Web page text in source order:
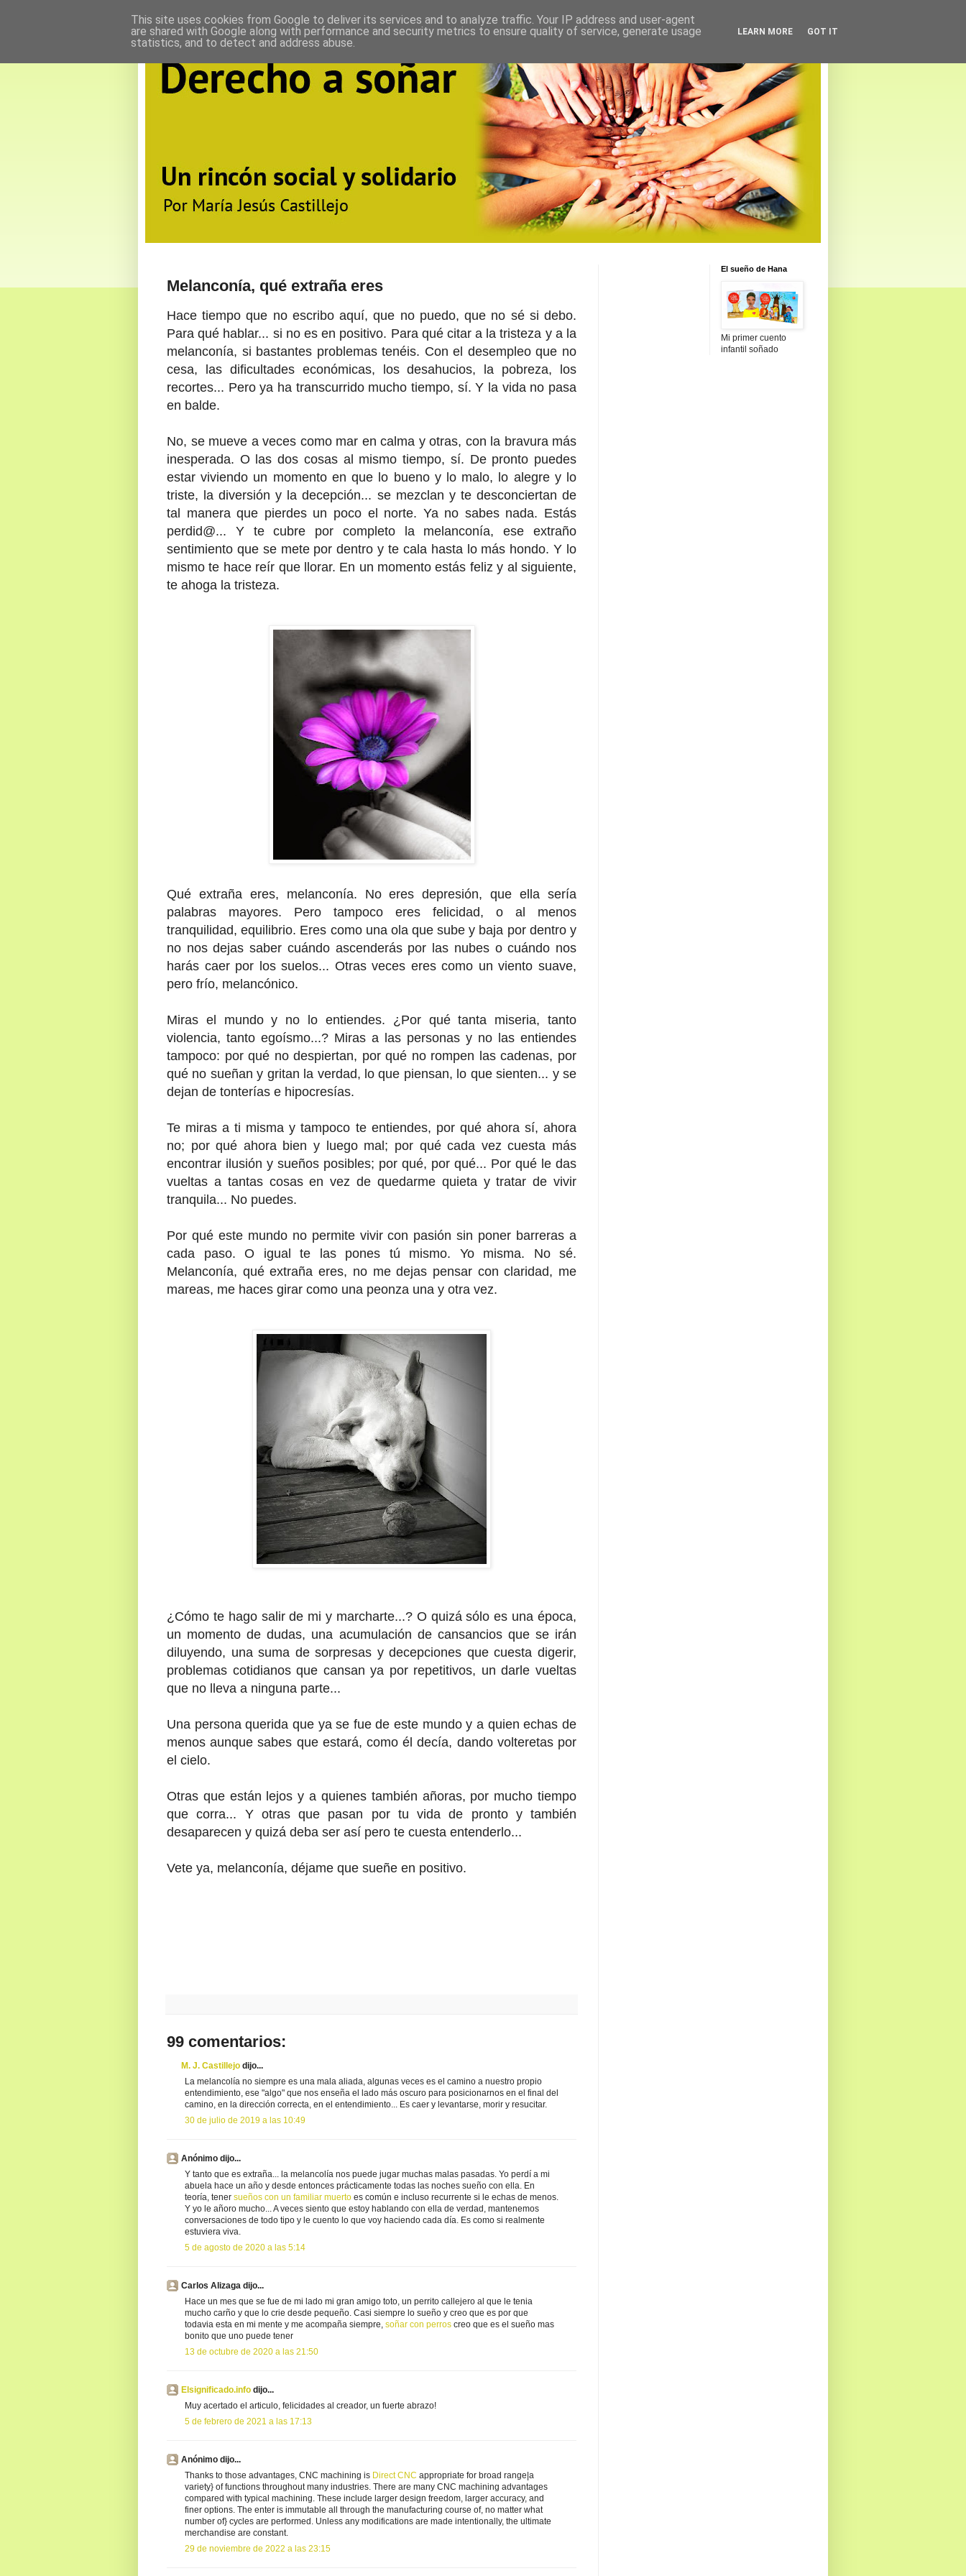
Melanconía, qué extraña eres
Hace tiempo que no escribo aquí, que no puedo, que no sé si debo.
Para qué hablar... si no es en positivo. Para qué citar a la tristeza y a la
melanconía, si bastantes problemas tenéis. Con el desempleo que no
cesa, las dificultades económicas, los desahucios, la pobreza, los
recortes... Pero ya ha transcurrido mucho tiempo, sí. Y la vida no pasa
en balde.
No, se mueve a veces como mar en calma y otras, con la bravura más
inesperada. O las dos cosas al mismo tiempo, sí. De pronto puedes
estar viviendo un momento en que lo bueno y lo malo, lo alegre y lo
triste, la diversión y la decepción... se mezclan y te desconciertan de
tal manera que pierdes un poco el norte. Ya no sabes nada. Estás
perdid@... Y te cubre por completo la melanconía, ese extraño
sentimiento que se mete por dentro y te cala hasta lo más hondo. Y lo
mismo te hace reír que llorar. En un momento estás feliz y al siguiente,
te ahoga la tristeza.
Qué extraña eres, melanconía. No eres depresión, que ella sería
palabras mayores. Pero tampoco eres felicidad, o al menos
tranquilidad, equilibrio. Eres como una ola que sube y baja por dentro y
no nos dejas saber cuándo ascenderás por las nubes o cuándo nos
harás caer por los suelos... Otras veces eres como un viento suave,
pero frío, melancónico.
Miras el mundo y no lo entiendes. ¿Por qué tanta miseria, tanto
violencia, tanto egoísmo...? Miras a las personas y no las entiendes
tampoco: por qué no despiertan, por qué no rompen las cadenas, por
qué no sueñan y gritan la verdad, lo que piensan, lo que sienten... y se
dejan de tonterías e hipocresías.
Te miras a ti misma y tampoco te entiendes, por qué ahora sí, ahora
no; por qué ahora bien y luego mal; por qué cada vez cuesta más
encontrar ilusión y sueños posibles; por qué, por qué... Por qué le das
vueltas a tantas cosas en vez de quedarme quieta y tratar de vivir
tranquila... No puedes.
Por qué este mundo no permite vivir con pasión sin poner barreras a
cada paso. O igual te las pones tú mismo. Yo misma. No sé.
Melanconía, qué extraña eres, no me dejas pensar con claridad, me
mareas, me haces girar como una peonza una y otra vez.
¿Cómo te hago salir de mi y marcharte...? O quizá sólo es una época,
un momento de dudas, una acumulación de cansancios que se irán
diluyendo, una suma de sorpresas y decepciones que cuesta digerir,
problemas cotidianos que cansan ya por repetitivos, un darle vueltas
que no lleva a ninguna parte...
Una persona querida que ya se fue de este mundo y a quien echas de
menos aunque sabes que estará, como él decía, dando volteretas por
el cielo.
Otras que están lejos y a quienes también añoras, por mucho tiempo
que corra... Y otras que pasan por tu vida de pronto y también
desaparecen y quizá deba ser así pero te cuesta entenderlo...
Vete ya, melanconía, déjame que sueñe en positivo.
99 comentarios:
M. J. Castillejo dijo...
La melancolía no siempre es una mala aliada, algunas veces es el camino a nuestro propio
entendimiento, ese "algo" que nos enseña el lado más oscuro para posicionarnos en el final del
camino, en la dirección correcta, en el entendimiento... Es caer y levantarse, morir y resucitar.
30 de julio de 2019 a las 10:49
Anónimo dijo...
Y tanto que es extraña... la melancolía nos puede jugar muchas malas pasadas. Yo perdí a mi
abuela hace un año y desde entonces prácticamente todas las noches sueño con ella. En
teoría, tener sueños con un familiar muerto es común e incluso recurrente si le echas de menos.
Y yo le añoro mucho... A veces siento que estoy hablando con ella de verdad, mantenemos
conversaciones de todo tipo y le cuento lo que voy haciendo cada día. Es como si realmente
estuviera viva.
5 de agosto de 2020 a las 5:14
Carlos Alizaga dijo...
Hace un mes que se fue de mi lado mi gran amigo toto, un perrito callejero al que le tenia
mucho carño y que lo crie desde pequeño. Casi siempre lo sueño y creo que es por que
todavia esta en mi mente y me acompaña siempre, soñar con perros creo que es el sueño mas
bonito que uno puede tener
13 de octubre de 2020 a las 21:50
Elsignificado.info dijo...
Muy acertado el articulo, felicidades al creador, un fuerte abrazo!
5 de febrero de 2021 a las 17:13
Anónimo dijo...
Thanks to those advantages, CNC machining is Direct CNC appropriate for broad range|a
variety} of functions throughout many industries. There are many CNC machining advantages
compared with typical machining. These include larger design freedom, larger accuracy, and
finer options. The enter is immutable all through the manufacturing course of, no matter what
number of} cycles are performed. Unless any modifications are made intentionally, the ultimate
merchandise are constant.
29 de noviembre de 2022 a las 23:15
El sueño de Hana
Mi primer cuento
infantil soñado
This site uses cookies from Google to deliver its services and to analyze traffic. Your IP address and user-agent
are shared with Google along with performance and security metrics to ensure quality of service, generate usage
statistics, and to detect and address abuse.
LEARN MORE GOT IT